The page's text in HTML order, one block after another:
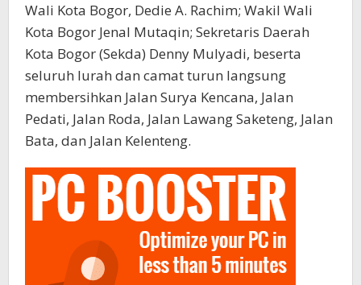
Wali Kota Bogor, Dedie A. Rachim; Wakil Wali
Kota Bogor Jenal Mutaqin; Sekretaris Daerah
Kota Bogor (Sekda) Denny Mulyadi, beserta
seluruh lurah dan camat turun langsung
membersihkan Jalan Surya Kencana, Jalan
Pedati, Jalan Roda, Jalan Lawang Saketeng, Jalan
Bata, dan Jalan Kelenteng.